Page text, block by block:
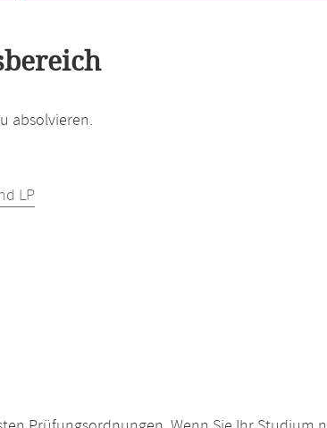
absolvieren.
LP